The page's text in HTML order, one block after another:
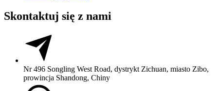
Skontaktuj się z nami
Nr 496 Songling West Road, dystrykt Zichuan, miasto Zibo,
prowincja Shandong, Chiny